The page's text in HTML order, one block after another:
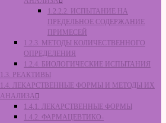
1.2.2.2. ИСПЫТАНИЕ НА
ПРЕДЕЛЬНОЕ СОДЕРЖАНИЕ
ПРИМЕСЕЙ
1.2.3. МЕТОДЫ КОЛИЧЕСТВЕННОГО
ОПРЕДЕЛЕНИЯ
1.2.4. БИОЛОГИЧЕСКИЕ ИСПЫТАНИЯ
1.3. РЕАКТИВЫ
1.4. ЛЕКАРСТВЕННЫЕ ФОРМЫ И МЕТОДЫ ИХ
АНАЛИЗА
1.4.1. ЛЕКАРСТВЕННЫЕ ФОРМЫ
1.4.2. ФАРМАЦЕВТИКО-